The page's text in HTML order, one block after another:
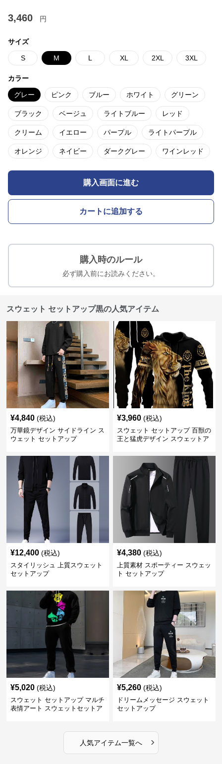
3,460 円
サイズ
S M L XL 2XL 3XL
カラー
グレー ピンク ブルー ホワイト グリーン
ブラック ベージュ ライトブルー レッド
クリーム イエロー パープル ライトパープル
オレンジ ネイビー ダークグレー ワインレッド
購入画面に進む
カートに追加する
購入時のルール
必ず購入前にお読みください。
スウェット セットアップ黒の人気アイテム
¥4,840 (税込)
万華鏡デザイン サイドライン ス
ウェット セットアップ
¥3,960 (税込)
スウェット セットアップ 百獣の
王と猛虎デザイン スウェットア
¥12,400 (税込)
スタイリッシュ 上質スウェット
セットアップ
¥4,380 (税込)
上質素材 スポーティー スウェッ
ト セットアップ
¥5,020 (税込)
スウェット セットアップ マルチ
表情アート スウェットセットア
¥5,260 (税込)
ドリームメッセージ スウェット
セットアップ
人気アイテム一覧へ ›